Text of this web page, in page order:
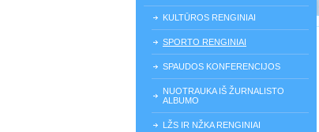
KULTŪROS RENGINIAI
SPORTO RENGINIAI
SPAUDOS KONFERENCIJOS
NUOTRAUKA IŠ ŽURNALISTO
ALBUMO
LŽS IR NŽKA RENGINIAI